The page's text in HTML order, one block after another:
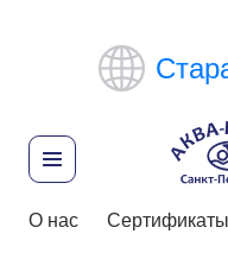
О нас Сертификаты